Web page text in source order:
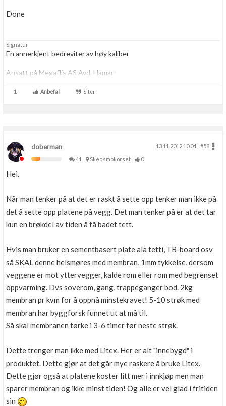
Done
Signatur
En annerkjent bedreviter av høy kaliber
Ansatt på Megaflis AS Avd. Hamar
1 Anbefal Siter
doberman 13.11.2012 10.04
#58
41
Skedsmokorset 0
Hei.
Når man tenker på at det er raskt å sette opp tenker man ikke på
det å sette opp platene på vegg. Det man tenker på er at det tar
kun en brøkdel av tiden å få badet tett.
Hvis man bruker en sementbasert plate ala tetti, TB-board osv
så SKAL denne helsmøres med membran, 1mm tykkelse, dersom
veggene er mot yttervegger, kalde rom eller rom med begrenset
oppvarming. Dvs soverom, gang, trappeganger bod. 2kg
membran pr kvm for å oppnå minstekravet! 5-10 strøk med
membran har byggforsk funnet ut at må til.
Så skal membranen tørke i 3-6 timer før neste strøk.
Dette trenger man ikke med Litex. Her er alt "innebygd" i
produktet. Dette gjør at det går mye raskere å bruke Litex.
Dette gjør også at platene koster litt mer i innkjøp men man
sparer membran og ikke minst tiden! Og alle er vel glad i fritiden
sin